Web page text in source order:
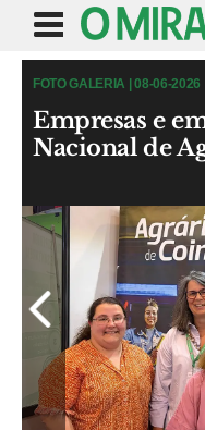
FOTO GALERIA | 08-06-2026
Empresas e
Nacional de